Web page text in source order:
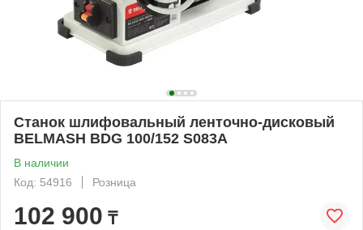
Станок шлифовальный ленточно-дисковый
BELMASH BDG 100/152 S083A
В наличии
Код: 54916
Розница
102 900 ₸